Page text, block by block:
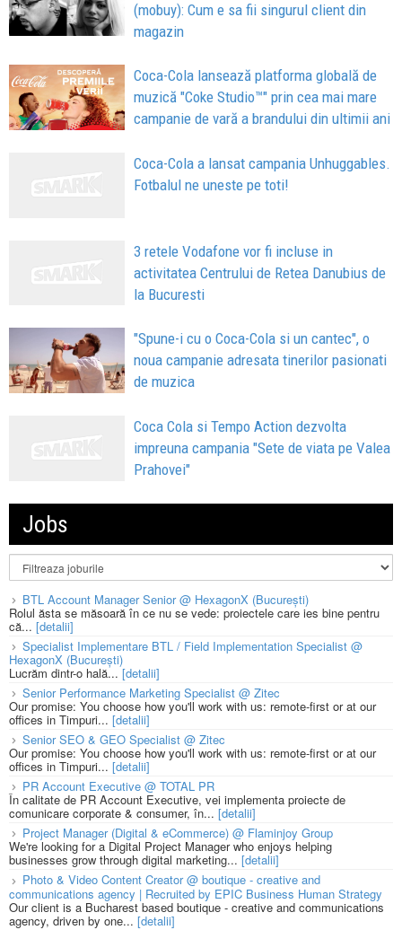
(mobuy): Cum e sa fii singurul client din
magazin
Coca-Cola lansează platforma globală de
muzică "Coke Studio™" prin cea mai mare
campanie de vară a brandului din ultimii ani
Coca-Cola a lansat campania Unhuggables.
Fotbalul ne uneste pe toti!
3 retele Vodafone vor fi incluse in
activitatea Centrului de Retea Danubius de
la Bucuresti
"Spune-i cu o Coca-Cola si un cantec", o
noua campanie adresata tinerilor pasionati
de muzica
Coca Cola si Tempo Action dezvolta
impreuna campania "Sete de viata pe Valea
Prahovei"
Jobs
BTL Account Manager Senior @ HexagonX (București)
Rolul ăsta se măsoară în ce nu se vede: proiectele care ies bine pentru
că... [detalii]
Specialist Implementare BTL / Field Implementation Specialist @
HexagonX (București)
Lucrăm dintr-o hală...[detalii]
Senior Performance Marketing Specialist @ Zitec
Our promise: You choose how you'll work with us: remote-first or at our
offices in Timpuri... [detalii]
Senior SEO & GEO Specialist @ Zitec
Our promise: You choose how you'll work with us: remote-first or at our
offices in Timpuri... [detalii]
PR Account Executive @ TOTAL PR
În calitate de PR Account Executive, vei implementa proiecte de
comunicare corporate & consumer, în... [detalii]
Project Manager (Digital & eCommerce) @ Flaminjoy Group
We're looking for a Digital Project Manager who enjoys helping
businesses grow through digital marketing... [detalii]
Photo & Video Content Creator @ boutique - creative and
communications agency | Recruited by EPIC Business Human Strategy
Our client is a Bucharest based boutique - creative and communications
agency, driven by one... [detalii]